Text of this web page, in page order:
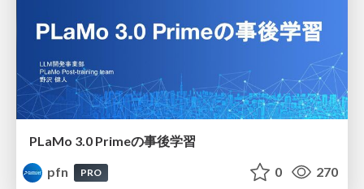
PLaMo 3.0 Primeの事後学習
pfn
PRO 0 270